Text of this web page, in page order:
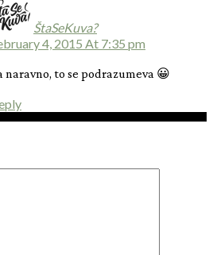
ŠtaSeKuva?
4, 2015 At 7:35 pm
naravno, to se podrazumeva 😀